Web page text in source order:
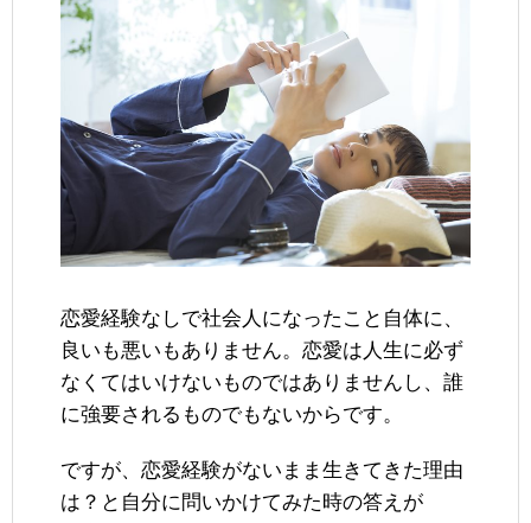
恋愛経験なしで社会人になったこと自体に、
良いも悪いもありません。恋愛は人生に必ず
なくてはいけないものではありませんし、誰
に強要されるものでもないからです。
ですが、恋愛経験がないまま生きてきた理由
は？と自分に問いかけてみた時の答えが